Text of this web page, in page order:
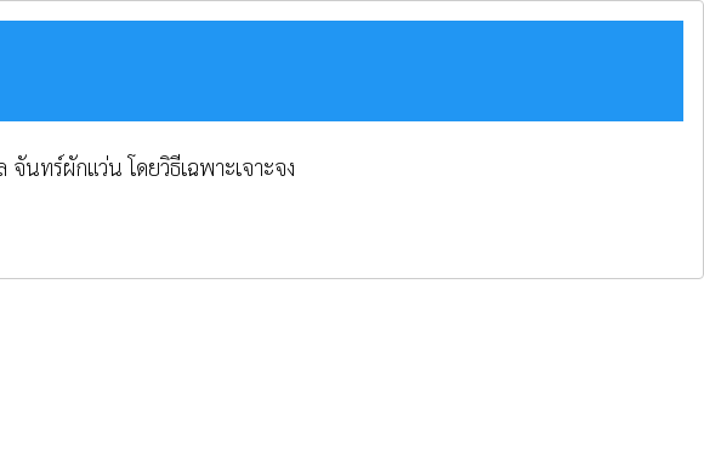
นทร์ผักแว่น โดยวิธีเฉพาะเจาะจง